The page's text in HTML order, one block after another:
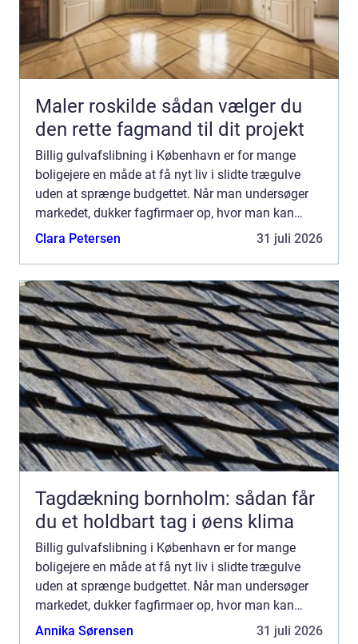
Maler roskilde sådan vælger du
den rette fagmand til dit projekt
Billig gulvafslibning i København er for mange
boligejere en måde at få nyt liv i slidte trægulve
uden at sprænge budgettet. Når man undersøger
markedet, dukker fagfirmaer op, hvor man kan
sammenligne prise...
Clara Petersen 31 juli 2026
Tagdækning bornholm: sådan får
du et holdbart tag i øens klima
Billig gulvafslibning i København er for mange
boligejere en måde at få nyt liv i slidte trægulve
uden at sprænge budgettet. Når man undersøger
markedet, dukker fagfirmaer op, hvor man kan
sammenligne prise...
Annika Sørensen 31 juli 2026